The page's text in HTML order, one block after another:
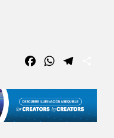
FacebookWhatsApp